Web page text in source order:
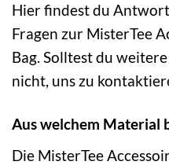
Hier findest du
Fragen zur MisterTee
Bag. Solltest du
nicht, uns zu
Aus welchem Material
Die MisterTee